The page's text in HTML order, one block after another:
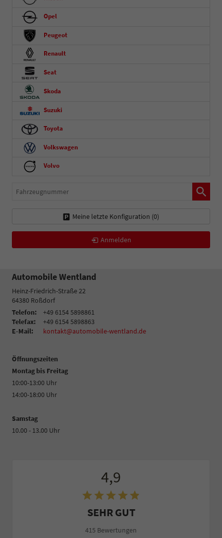
Opel
Peugeot
Renault
Seat
Skoda
Suzuki
Toyota
Volkswagen
Volvo
Fahrzeugnummer
Meine letzte Konfiguration (0)
Anmelden
Automobile Wentland
Heinz-Friedrich-Straße 22
64380 Roßdorf
Telefon:
+49 6154 5898861
Telefax:
+49 6154 5898863
E-Mail:
kontakt@automobile-wentland.de
Öffnungszeiten
Montag bis Freitag
10:00-13:00 Uhr
14:00-18:00 Uhr
Samstag
10.00 - 13.00 Uhr
4,9
SEHR GUT
415 Bewertungen